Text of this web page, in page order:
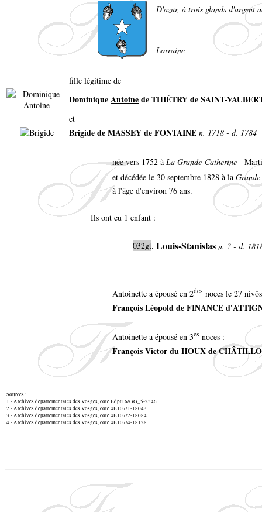
D'azur, à trois glands d'argent
Lorraine
fille légitime de
DominiqueAntoinede THIÉTRY de SAINT-
et
Brigide de MASSEY de FONTAINE n. 1718 - d. 1784
née vers 1752 à La Grande-Catherine -
et décédée le 30 septembre 1828 à la
à l'âge d'environ 76 ans.
Ils ont eu 1 enfant :
032gt. Louis-Stanislas n. ? - d.
Antoinette a épousé en 2des noces le 27
François Léopold de FINANCE
Antoinette a épousé en 3es noces :
FrançoisVictordu HOUX de
Sources :
1 - Archives départementales des Vosges, cote Edpt16/GG_5-2546
2 - Archives départementales des Vosges, cote 4E107/1-18043
3 - Archives départementales des Vosges, cote 4E107/2-18084
4 - Archives départementales des Vosges, cote 4E107/4-18128